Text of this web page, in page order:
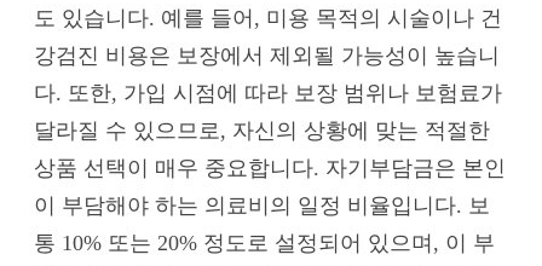
도 있습니다. 예를 들어, 미용 목적의 시술이나 건
강검진 비용은 보장에서 제외될 가능성이 높습니
다. 또한, 가입 시점에 따라 보장 범위나 보험료가
달라질 수 있으므로, 자신의 상황에 맞는 적절한
상품 선택이 매우 중요합니다. 자기부담금은 본인
이 부담해야 하는 의료비의 일정 비율입니다. 보
통 10% 또는 20% 정도로 설정되어 있으며, 이 부